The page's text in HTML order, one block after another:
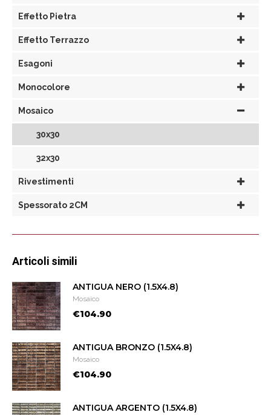
Effetto Pietra
Effetto Terrazzo
Esagoni
Monocolore
Mosaico
30x30
32x30
Rivestimenti
Spessorato 2CM
Articoli simili
ANTIGUA NERO (1.5X4.8)
Mosaico
€104.90
ANTIGUA BRONZO (1.5X4.8)
Mosaico
€104.90
ANTIGUA ARGENTO (1.5X4.8)